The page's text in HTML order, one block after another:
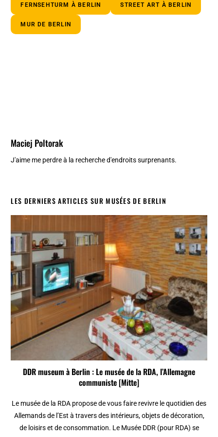
FERNSEHTURM À BERLIN STREET ART À BERLIN
MUR DE BERLIN
Maciej Poltorak
J'aime me perdre à la recherche d'endroits surprenants.
LES DERNIERS ARTICLES SUR MUSÉES DE BERLIN
DDR museum à Berlin : Le musée de la RDA, l’Allemagne
communiste [Mitte]
Le musée de la RDA propose de vous faire revivre le quotidien des
Allemands de l’Est à travers des intérieurs, objets de décoration,
de loisirs et de consommation. Le Musée DDR (pour RDA) se